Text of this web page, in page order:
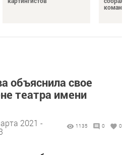
объяснила свое
театра имени
2021 -
1135 0 0